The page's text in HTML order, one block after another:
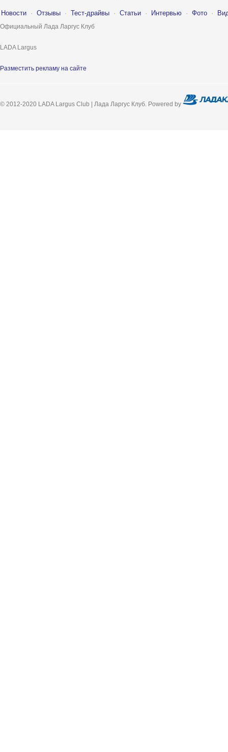
Новости · Отзывы · Тест-драйвы · Статьи · Интервью · Фото ·
Официальный Лада Ларгус Клуб
LADA Largus
Разместить рекламу на сайте
© 2012-2020 LADA Largus Club | Лада Ларгус Клуб. Powered by